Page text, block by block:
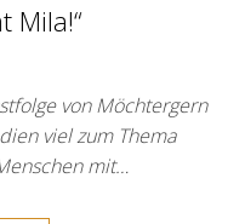
Mila!“
von Möchtergern
viel zum Thema
mit…